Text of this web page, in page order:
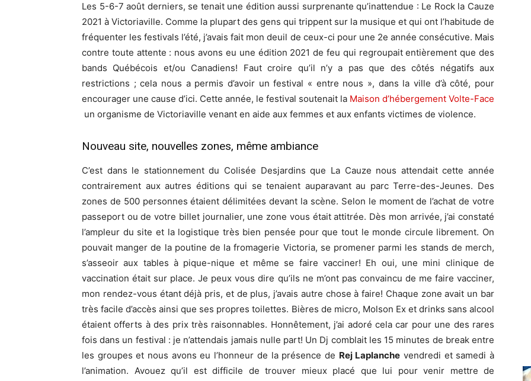
Les 5-6-7 août derniers, se tenait une édition aussi surprenante qu’inattendue : Le Rock la Cauze
2021 à Victoriaville. Comme la plupart des gens qui trippent sur la musique et qui ont l’habitude de
fréquenter les festivals l’été, j’avais fait mon deuil de ceux-ci pour une 2e année consécutive. Mais
contre toute attente : nous avons eu une édition 2021 de feu qui regroupait entièrement que des
bands Québécois et/ou Canadiens! Faut croire qu’il n’y a pas que des côtés négatifs aux
restrictions ; cela nous a permis d’avoir un festival « entre nous », dans la ville d’à côté, pour
encourager une cause d’ici. Cette année, le festival soutenait la Maison d’hébergement Volte-Face
un organisme de Victoriaville venant en aide aux femmes et aux enfants victimes de violence.
Nouveau site, nouvelles zones, même ambiance
C’est dans le stationnement du Colisée Desjardins que La Cauze nous attendait cette année
contrairement aux autres éditions qui se tenaient auparavant au parc Terre-des-Jeunes. Des
zones de 500 personnes étaient délimitées devant la scène. Selon le moment de l’achat de votre
passeport ou de votre billet journalier, une zone vous était attitrée. Dès mon arrivée, j’ai constaté
l’ampleur du site et la logistique très bien pensée pour que tout le monde circule librement. On
pouvait manger de la poutine de la fromagerie Victoria, se promener parmi les stands de merch,
s’asseoir aux tables à pique-nique et même se faire vacciner! Eh oui, une mini clinique de
vaccination était sur place. Je peux vous dire qu’ils ne m’ont pas convaincu de me faire vacciner,
mon rendez-vous étant déjà pris, et de plus, j’avais autre chose à faire! Chaque zone avait un bar
très facile d’accès ainsi que ses propres toilettes. Bières de micro, Molson Ex et drinks sans alcool
étaient offerts à des prix très raisonnables. Honnêtement, j’ai adoré cela car pour une des rares
fois dans un festival : je n’attendais jamais nulle part! Un Dj comblait les 15 minutes de break entre
les groupes et nous avons eu l’honneur de la présence de Rej Laplanche vendredi et samedi à
l’animation. Avouez qu’il est difficile de trouver mieux placé que lui pour venir mettre de